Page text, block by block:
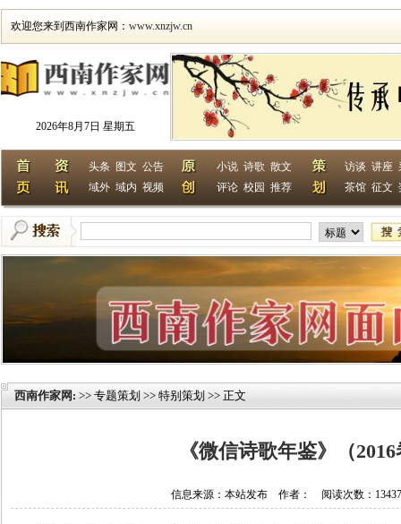
欢迎您来到西南作家网： www.xnzjw.cn
2026年8月7日 星期五
头条 图文 公告
域外 域内 视频
小说 诗歌 散文
评论 校园 推荐
访谈 讲座
茶馆 征文
西南作家网 : >> 专题策划 >> 特别策划 >> 正文
《微信诗歌年鉴》（
信息来源：本站发布 作者： 阅读次数：